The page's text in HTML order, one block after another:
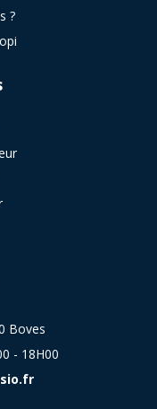
?
Boves
- 18H00